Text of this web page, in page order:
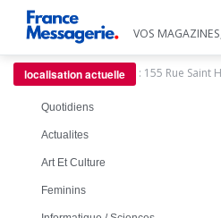
VOS
localisation actuelle : 155 Rue Saint
Quotidiens
Actualites
Art Et Culture
Feminins